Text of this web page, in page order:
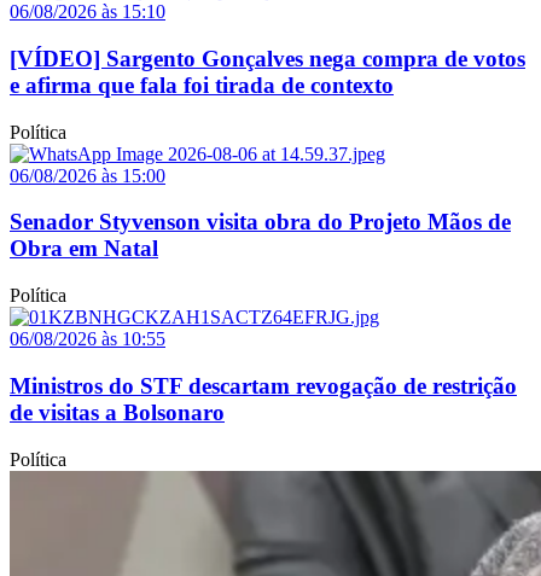
06/08/2026 às 15:10
[VÍDEO] Sargento Gonçalves nega compra de votos
e afirma que fala foi tirada de contexto
Política
06/08/2026 às 15:00
Senador Styvenson visita obra do Projeto Mãos de
Obra em Natal
Política
06/08/2026 às 10:55
Ministros do STF descartam revogação de restrição
de visitas a Bolsonaro
Política